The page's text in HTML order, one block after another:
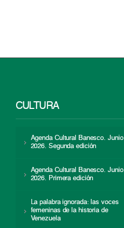
CULTURA
Agenda Cultural Banesco. Junio
2026. Segunda edición
Agenda Cultural Banesco. Junio
2026. Primera edición
La palabra ignorada: las voces
femeninas de la historia de
Venezuela